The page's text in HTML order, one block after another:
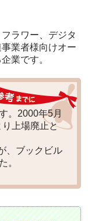
ラワー、デジタ
業者様向けオー
業です。
。2000年5月
上場廃止と
、ブックビル
。